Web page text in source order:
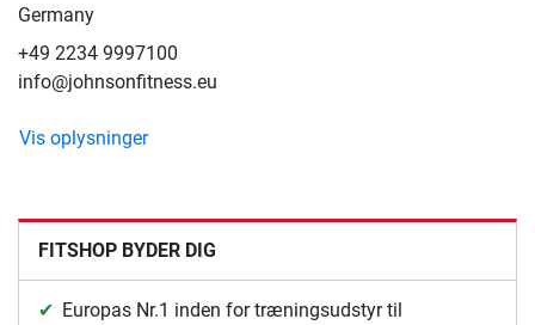
Germany
+49 2234 9997100
info@johnsonfitness.eu
Vis oplysninger
FITSHOP BYDER DIG
Europas Nr.1 inden for træningsudstyr til